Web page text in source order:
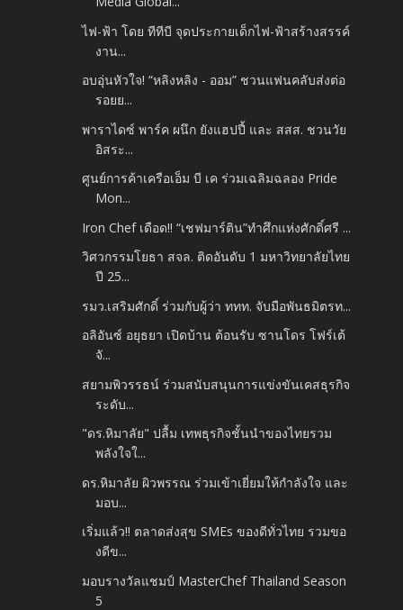
ไฟ-ฟ้า โดย ทีทีบี จุดประกายเด็กไฟ-ฟ้าสร้างสรรค์
งาน...
อบอุ่นหัวใจ! “หลิงหลิง - ออม” ชวนแฟนคลับส่งต่อ
รอยย...
พาราไดซ์ พาร์ค ผนึก ยังแฮปปี้ และ สสส. ชวนวัย
อิสระ...
ศูนย์การค้าเครือเอ็ม บี เค ร่วมเฉลิมฉลอง Pride
Mon...
Iron Chef เดือด!! “เชฟมาร์ติน”ทำศึกแห่งศักดิ์ศรี ...
วิศวกรรมโยธา สจล. ติดอันดับ 1 มหาวิทยาลัยไทย
ปี 25...
รมว.เสริมศักดิ์ ร่วมกับผู้ว่า ททท. จับมือพันธมิตรท...
อลิอันซ์ อยุธยา เปิดบ้าน ต้อนรับ ซานโดร โฟร์เต้
จั...
สยามพิวรรธน์ ร่วมสนับสนุนการแข่งขันเคสธุรกิจ
ระดับ...
"ดร.หิมาลัย" ปลื้ม เทพธุรกิจชั้นนำของไทยรวม
พลังใจใ...
ดร.หิมาลัย ผิวพรรณ ร่วมเข้าเยี่ยมให้กำลังใจ และ
มอบ...
เริ่มแล้ว!! ตลาดส่งสุข SMEs ของดีทั่วไทย รวมขอ
งดีข...
มอบรางวัลแชมป์ MasterChef Thailand Season
5